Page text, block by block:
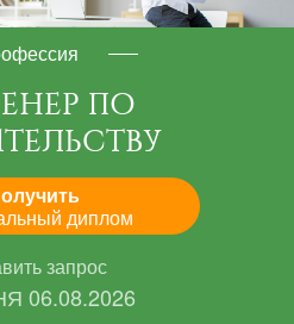
ПО
диплом
запрос
06.08.2026